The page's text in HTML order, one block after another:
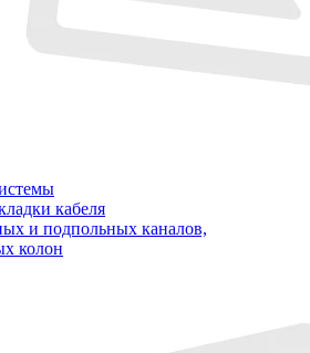
кабеля
и подпольных каналов,
колон